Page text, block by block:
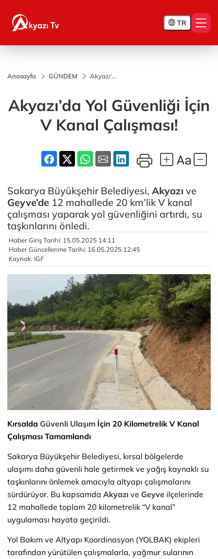
TR
Anasayfa GÜNDEM
Akyazı’da
İçin V
Kanal
Akyazı’da Yol Güvenliği İçin
V Kanal Çalışması!
Sakarya Büyükşehir Belediyesi, Akyazı ve
Geyve’de 12 mahallede 20 km’lik V kanal
çalışması yaparak yol güvenliğini artırdı, su
taşkınlarını önledi.
Haber Giriş Tarihi: 15.05.2025 14:11
Haber Güncellenme Tarihi: 16.05.2025 12:45
Kaynak: IGF
Kırsalda Güvenli Ulaşım İçin 20 Kilometrelik V Kanal
Çalışması Tamamlandı
Sakarya Büyükşehir Belediyesi, kırsal bölgelerde
ulaşımı daha güvenli hale getirmek ve yağış kaynaklı su
taşkınlarını önlemek amacıyla altyapı çalışmalarını
sürdürüyor. Bu kapsamda Akyazı ve Geyve ilçelerinde
12 mahallede toplam 20 kilometrelik “V kanal”
uygulaması hayata geçirildi.
Yol Bakım ve Altyapı Koordinasyon (YOLBAK) ekipleri
tarafından yürütülen çalışmalarla, yağmur sularının